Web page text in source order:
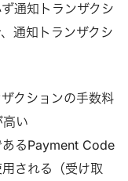
通知トランザクシ
通知トランザクシ
クションの手数料
い
あるPayment Code
される（受け取